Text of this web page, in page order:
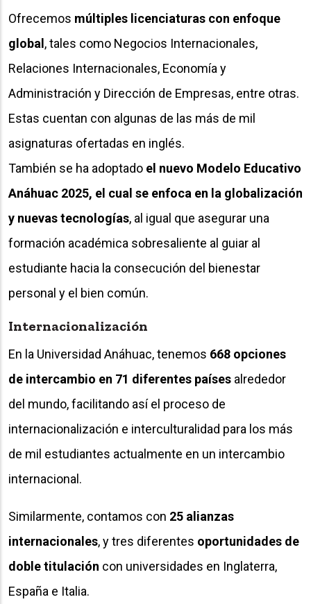
Ofrecemos múltiples licenciaturas con enfoque
global , tales como Negocios Internacionales,
Relaciones Internacionales, Economía y
Administración y Dirección de Empresas, entre otras.
Estas cuentan con algunas de las más de mil
asignaturas ofertadas en inglés.
También se ha adoptado el nuevo Modelo Educativo
Anáhuac 2025, el cual se enfoca en la globalización
y nuevas tecnologías, al igual que asegurar una
formación académica sobresaliente al guiar al
estudiante hacia la consecución del bienestar
personal y el bien común.
Internacionalización
En la Universidad Anáhuac, tenemos 668 opciones
de intercambio en 71 diferentes países alrededor
del mundo, facilitando así el proceso de
internacionalización e interculturalidad para los más
de mil estudiantes actualmente en un intercambio
internacional.
Similarmente, contamos con 25 alianzas
internacionales, y tres diferentes oportunidades de
doble titulación con universidades en Inglaterra,
España e Italia.